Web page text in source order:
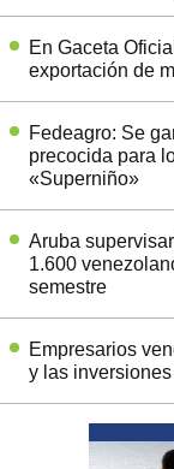
En Gaceta
exportación de
Fedeagro: Se
precocida para
«Superniño»
Aruba
1.600
semestre
Empresarios
y las